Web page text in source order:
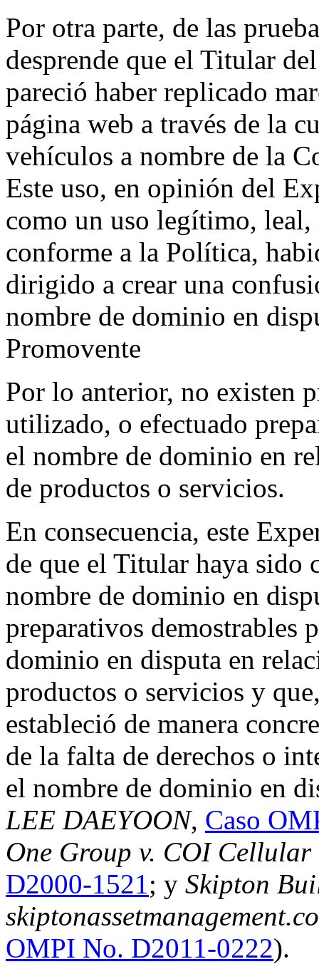
Por otra parte, de las
desprende que el Titular
pareció haber replicado
página web a través de la
vehículos a nombre de la
Este uso, en opinión del
como un uso legítimo,
conforme a la Política,
dirigido a crear una
nombre de dominio en
Promovente
Por lo anterior, no existen
utilizado, o efectuado
el nombre de dominio en
de productos o servicios.
En consecuencia, este
de que el Titular haya sido
nombre de dominio en
preparativos demostrables
dominio en disputa en
productos o servicios y
estableció de manera
de la falta de derechos o
el nombre de dominio en
LEE DAEYOON, Caso
One Group v. COI Cellular
D2000-1521; y Skipton
OMPI No. D2011-0222).